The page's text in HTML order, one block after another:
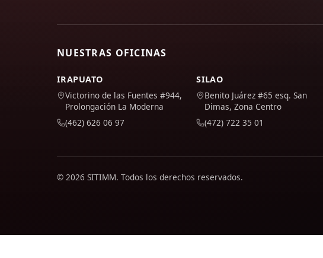
NUESTRAS OFICINAS
IRAPUATO
Victorino de las Fuentes #944,
Prolongación La Moderna
(462) 626 06 97
SILAO
Benito Juárez #65 esq. San
Dimas, Zona Centro
(472) 722 35 01
© 2026 SITIMM. Todos los derechos reservados.